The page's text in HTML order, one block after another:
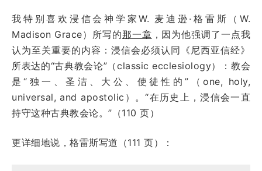
我特别喜欢浸信会神学家W. 麦迪逊·格雷斯（W.
Madison Grace）所写的那一章 ，因为他强调了一点我
认为至关重要的内容：浸信会必须认同《尼西亚信经》
所表达的“古典教会论”（classic ecclesiology）：教会
是“独一、圣洁、大公、使徒性的”（one, holy,
universal, and apostolic）。“在历史上，浸信会一直
持守这种古典教会论。”（110 页）
更详细地说，格雷斯写道（111 页）：